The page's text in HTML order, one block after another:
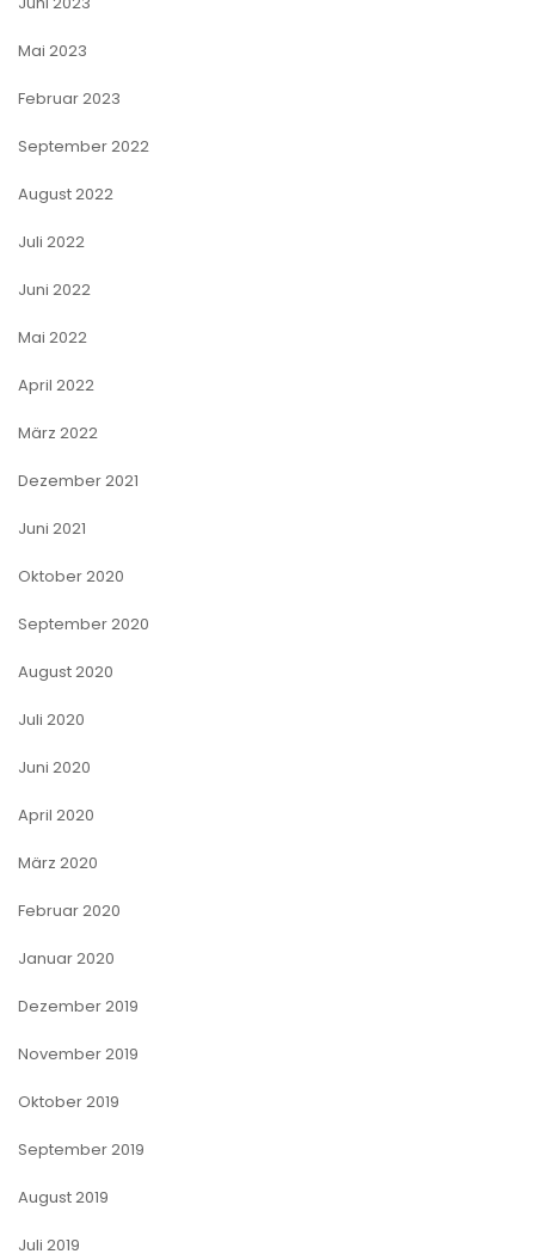
Mai 2023
Februar 2023
September 2022
August 2022
Juli 2022
Juni 2022
Mai 2022
April 2022
März 2022
Dezember 2021
Juni 2021
Oktober 2020
September 2020
August 2020
Juli 2020
Juni 2020
April 2020
März 2020
Februar 2020
Januar 2020
Dezember 2019
November 2019
Oktober 2019
September 2019
August 2019
Juli 2019